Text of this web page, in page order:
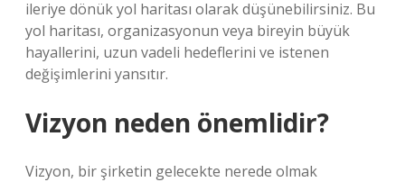
ileriye dönük yol haritası olarak düşünebilirsiniz. Bu
yol haritası, organizasyonun veya bireyin büyük
hayallerini, uzun vadeli hedeflerini ve istenen
değişimlerini yansıtır.
Vizyon neden önemlidir?
Vizyon, bir şirketin gelecekte nerede olmak